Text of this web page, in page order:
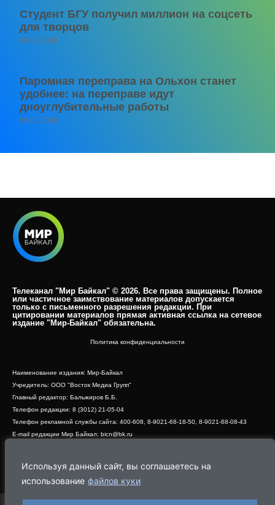
Используя данный сайт, вы соглашаетесь на
использование файлов куки
Студент БГУ получил миллион на соцсеть
для творцов
06.08.2026
Паромная переправа на Ольхон станет
удобнее: на переправе идут
дноуглубительные работы
06.08.2026
Телеканал "Мир Байкал" © 2026. Все права защищены. Полное
или частичное заимствование материалов допускается
только с письменного разрешения редакции. При
цитировании материалов прямая активная ссылка на сетевое
издание "Мир-Байкал" обязательна.​
Политика конфиденциальности
Наименование издания: Мир-Байкал
Учредитель: ООО "Восток Медиа Групп"
Главный редактор: Бальжиров Б.Б.
Телефон редакции: 8 (3012) 21-05-04
Телефон рекламной службы сайта: 400-608, 8-9021-68-18-50, 8-9021-68-08-43
E-mail редакции Мир Байкал: bicn@bk.ru
Адрес редакции: 670000, г. Улан-Удэ, ул. Профсоюзная, дом 44, офис 1